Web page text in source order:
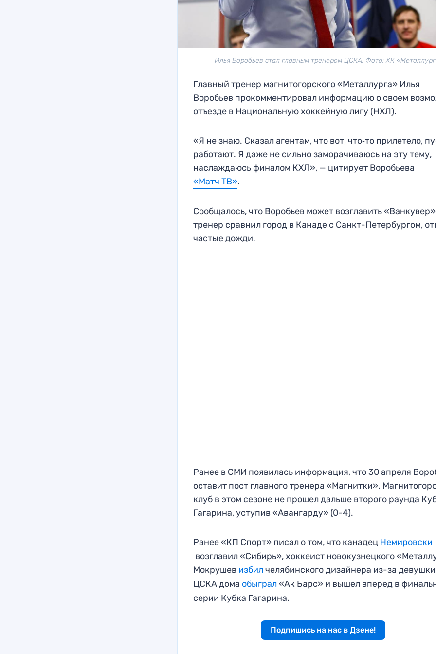
Илья Воробьев стал главным тренером ЦСКА. Фото: ХК
Главный тренер магнитогорского «Металлурга» Илья
Воробьев прокомментировал информацию о своем
отъезде в Национальную хоккейную лигу (НХЛ).
«Я не знаю. Сказал агентам, что вот, что‑то прилетело,
работают. Я даже не сильно заморачиваюсь на эту тему,
наслаждаюсь финалом КХЛ», — цитирует Воробьева
«Матч ТВ».
Сообщалось, что Воробьев может возглавить
тренер сравнил город в Канаде с Санкт-Петербургом,
частые дожди.
Ранее в СМИ появилась информация, что 30 апреля
оставит пост главного тренера «Магнитки».
клуб в этом сезоне не прошел дальше второго раунда
Гагарина, уступив «Авангарду» (0-4).
Ранее «КП Спорт» писал о том, что канадец Немировски
возглавил «Сибирь», хоккеист новокузнецкого
Мокрушев избилчелябинского дизайнера из-за
ЦСКА дома обыграл«Ак Барс» и вышел вперед в
серии Кубка Гагарина.
Подпишись на нас в Дзене!